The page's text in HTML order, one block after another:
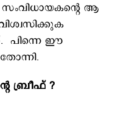
സംവിധായകന്റെ ആ
പിന്നെ ഈ
ബ്രീഫ് ?